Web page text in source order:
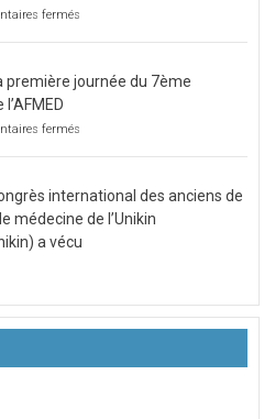
fermés
prochain
de
2021
première journée du 7ème
fermés
première
journée
7ème
l’AFMED
international des anciens de
médecine de l’Unikin
a vécu